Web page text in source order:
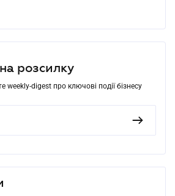
розсилку
weekly-digest про ключові події бізнесу